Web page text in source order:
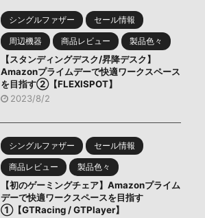
シングルファザー セール情報
周辺機器 商品レビュー 製品色々
【スタンディングデスク/昇降デスク】
Amazonプライムデーで快適ワークスペース
を目指す②【FLEXISPOT】
2023/8/2
シングルファザー セール情報
商品レビュー 製品色々
【初のゲーミングチェア】Amazonプライム
デーで快適ワークスペースを目指す
①【GTRacing / GTPlayer】